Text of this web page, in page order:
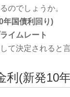
のでしょうか。
国債利回り)
イムレート
て決定されると
利(新発10